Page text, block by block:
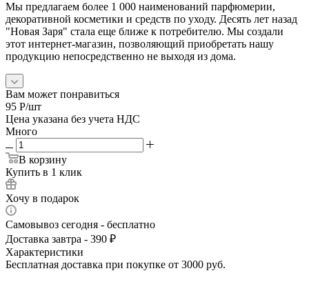
Мы предлагаем более 1 000 наименований парфюмерии,
декоративной косметики и средств по уходу. Десять лет назад
"Новая Заря" стала еще ближе к потребителю. Мы создали
этот интернет-магазин, позволяющий приобретать нашу
продукцию непосредственно не выходя из дома.
Вам может понравиться
95 Р/шт
Цена указана без учета НДС
Много
В корзину
Купить в 1 клик
Хочу в подарок
Самовывоз сегодня - бесплатно
Доставка завтра - 390 ₽
Характеристики
Бесплатная доставка при покупке от 3000 руб.